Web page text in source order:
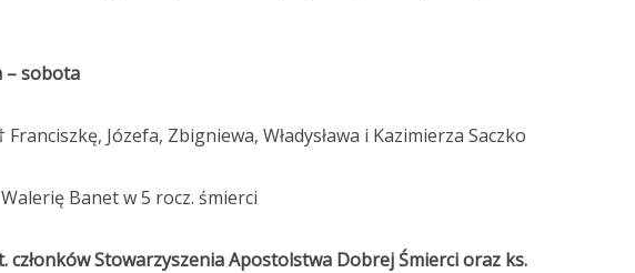
– sobota
Franciszkę, Józefa, Zbigniewa, Władysława i Kazimierza Saczko
Walerię Banet w 5 rocz. śmierci
członków Stowarzyszenia Apostolstwa Dobrej Śmierci oraz ks.